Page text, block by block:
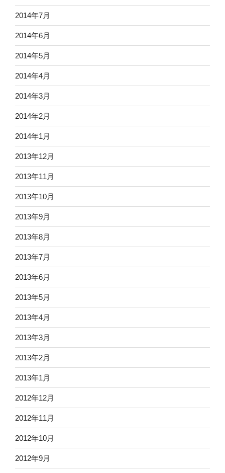
2014年7月
2014年6月
2014年5月
2014年4月
2014年3月
2014年2月
2014年1月
2013年12月
2013年11月
2013年10月
2013年9月
2013年8月
2013年7月
2013年6月
2013年5月
2013年4月
2013年3月
2013年2月
2013年1月
2012年12月
2012年11月
2012年10月
2012年9月